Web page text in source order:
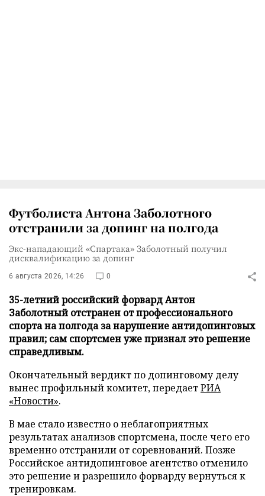
Футболиста Антона Заболотного
отстранили за допинг на полгода
Экс-нападающий «Спартака» Заболотный получил
дисквалификацию за допинг
6 августа 2026, 14:26 0
35-летний российский форвард Антон
Заболотный отстранен от профессионального
спорта на полгода за нарушение антидопинговых
правил; сам спортсмен уже признал это решение
справедливым.
Окончательный вердикт по допинговому делу
вынес профильный комитет, передаетРИА
«Новости».
В мае стало известно о неблагоприятных
результатах анализов спортсмена, после чего его
временно отстранили от соревнований. Позже
Российское антидопинговое агентство отменило
это решение и разрешило форварду вернуться к
тренировкам.